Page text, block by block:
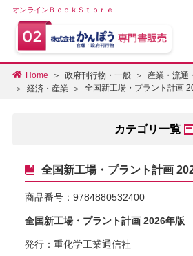
オンラインＢｏｏｋＳｔｏｒｅ
Home 政府刊行物・一般 産業・流通
経済・産業
全国新工場・プラント計画
カテゴリ一覧
全国新工場・プラント計画
商品番号： 9784880532400
全国新工場・プラント計画 2026年版
発行：重化学工業通信社